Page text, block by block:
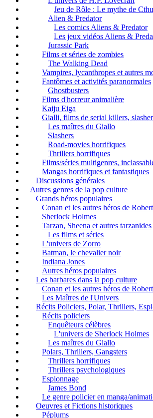
Jeu de Rôle : Le mythe de
Alien & Predator
Les comics Aliens & Predator
Les jeux vidéos Aliens &
Jurassic Park
Films et séries de zombies
The Walking Dead
Vampires, lycanthropes et autres
Fantômes et activités paranormales
Ghostbusters
Films d'horreur animalière
Kaiju Eiga
Gialli, films de serial killers,
Les maîtres du Giallo
Slashers
Road-movies horrifiques
Thrillers horrifiques
Films/séries multigenres,
Mangas horrifiques et fantastiques
Discussions générales
Autres genres de la pop culture
Grands héros populaires
Conan et les autres héros de
Sherlock Holmes
Tarzan, Sheena et autres tarzanides
Les films et séries
L'univers de Zorro
Batman, le chevalier noir
Indiana Jones
Autres héros populaires
Les barbares dans la pop culture
Conan et les autres héros de
Les Maîtres de l'Univers
Récits Policiers, Polar, Thrillers,
Récits policiers
Enquêteurs célèbres
L'univers de Sherlock Holmes
Les maîtres du Giallo
Polars, Thrillers, Gangsters
Thrillers horrifiques
Thrillers psychologiques
Espionnage
James Bond
Le genre policier en manga/
Oeuvres et Fictions historiques
Péplums